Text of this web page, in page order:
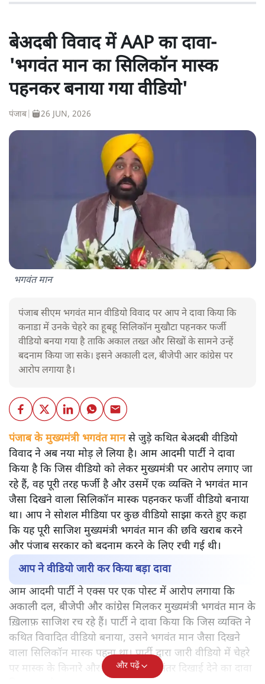
बेअदबी विवाद में AAP का दावा-
'भगवंत मान का सिलिकॉन मास्क
पहनकर बनाया गया वीडियो'
पंजाब 26 JUN, 2026
भगवंत मान
पंजाब सीएम भगवंत मान वीडियो विवाद पर आप ने दावा किया कि
कनाडा में उनके चेहरे का हूबहू सिलिकॉन मुखौटा पहनकर फर्जी
वीडियो बनया गया है ताकि अकाल तख्त और सिखों के सामने उन्हें
बदनाम किया जा सके। इसने अकाली दल, बीजेपी आर कांग्रेस पर
आरोप लगाया है।
पंजाब के मुख्यमंत्री भगवंत मानसे जुड़े कथित बेअदबी वीडियो
विवाद ने अब नया मोड़ ले लिया है। आम आदमी पार्टी ने दावा
किया है कि जिस वीडियो को लेकर मुख्यमंत्री पर आरोप लगाए जा
रहे हैं, वह पूरी तरह फर्जी है और उसमें एक व्यक्ति ने भगवंत मान
जैसा दिखने वाला सिलिकॉन मास्क पहनकर फर्जी वीडियो बनाया
था। आप ने सोशल मीडिया पर कुछ वीडियो साझा करते हुए कहा
कि यह पूरी साजिश मुख्यमंत्री भगवंत मान की छवि खराब करने
और पंजाब सरकार को बदनाम करने के लिए रची गई थी।
आप ने वीडियो जारी कर किया बड़ा दावा
आम आदमी पार्टी ने एक्स पर एक पोस्ट में आरोप लगाया कि
अकाली दल, बीजेपी और कांग्रेस मिलकर मुख्यमंत्री भगवंत मान के
ख़िलाफ़ साजिश रच रहे हैं। पार्टी ने दावा किया कि जिस व्यक्ति ने
कथित विवादित वीडियो बनाया, उसने भगवंत मान जैसा दिखने
वाला सिलिकॉन मास्क पहना था। पार्टी द्वारा जारी वीडियो में चेहरे
पर मास्क के किनारे और त्वचा के रंग में अंतर दिखाई देने का दावा
और पढ़ें